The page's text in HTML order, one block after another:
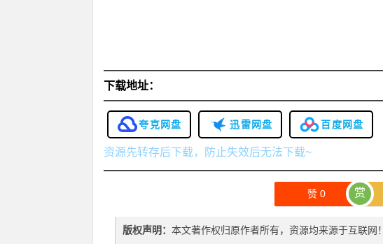
下载地址：
夸克网盘 迅雷网盘 百度网盘
资源先转存后下载，防止失效后无法下载~
赞 0 赏
版权声明：本文著作权归原作者所有，资源均来源于互联网！